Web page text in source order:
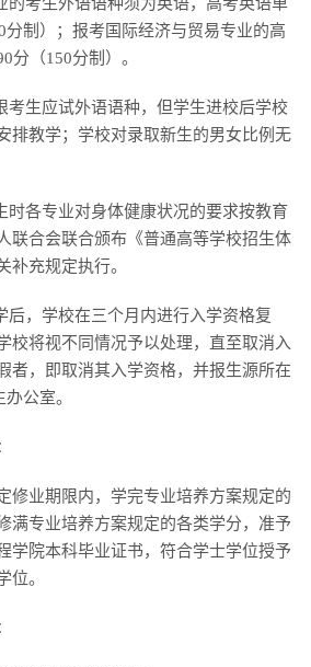
分制）；报考国际经济与贸易专业的高
分（150分制）。
生应试外语语种，但学生进校后学校
排教学；学校对录取新生的男女比例无
各专业对身体健康状况的要求按教育
联合会联合颁布《普通高等学校招生体
补充规定执行。
，学校在三个月内进行入学资格复
校将视不同情况予以处理，直至取消入
者，即取消其入学资格，并报生源所在
公室。
业期限内，学完专业培养方案规定的
满专业培养方案规定的各类学分，准予
学院本科毕业证书，符合学士学位授予
位。